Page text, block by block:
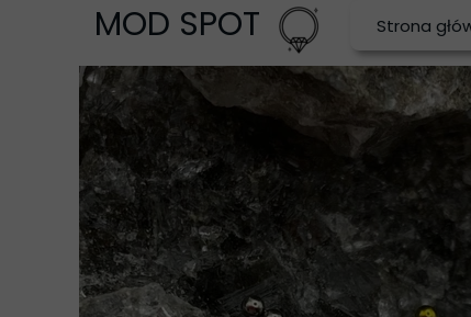
Strona
MOD SPOT